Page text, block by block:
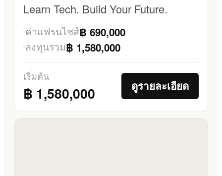
Learn Tech. Build Your Future.
ค่าแฟรนไชส์฿ 690,000
ลงทุนรวม฿ 1,580,000
เริ่มต้น
฿ 1,580,000 ดูรายละเอียด